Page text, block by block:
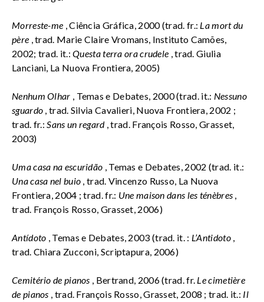
Morreste-me , Ciência Gráfica, 2000 (trad. fr.: La mort du
père , trad. Marie Claire Vromans, Instituto Camões,
2002; trad. it.:Questa terra ora crudele , trad. Giulia
Lanciani, La Nuova Frontiera, 2005)
Nenhum Olhar , Temas e Debates, 2000 (trad. it.: Nessuno
sguardo , trad. Silvia Cavalieri, Nuova Frontiera, 2002 ;
trad. fr.:Sans un regard , trad. François Rosso, Grasset,
2003)
Uma casa na escuridão , Temas e Debates, 2002 (trad. it.:
Una casa nel buio , trad. Vincenzo Russo, La Nuova
Frontiera, 2004 ; trad. fr.: Une maison dans les ténèbres ,
trad. François Rosso, Grasset, 2006)
Antídoto , Temas e Debates, 2003 (trad. it. : L’Antidoto ,
trad. Chiara Zucconi, Scriptapura, 2006)
Cemitério de pianos , Bertrand, 2006 (trad. fr. Le cimetière
de pianos , trad. François Rosso, Grasset, 2008 ; trad. it.: Il